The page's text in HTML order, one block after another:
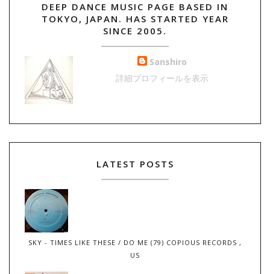
DEEP DANCE MUSIC PAGE BASED IN
TOKYO, JAPAN. HAS STARTED YEAR
SINCE 2005.
Sanshiro
詳細プロフィールを表示
LATEST POSTS
SKY - TIMES LIKE THESE / DO ME (79) COPIOUS RECORDS ,
US